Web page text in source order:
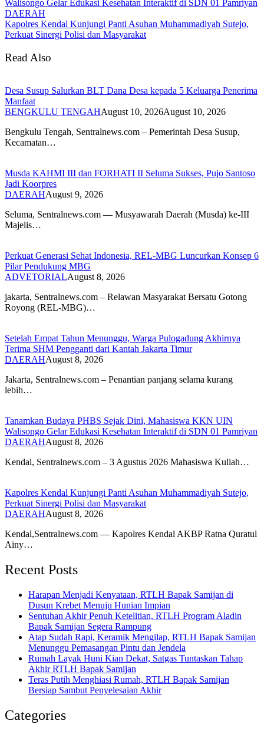
Walisongo Gelar Edukasi Kesehatan Interaktif di SDN 01 Pamriyan
DAERAH
Kapolres Kendal Kunjungi Panti Asuhan Muhammadiyah Sutejo,
Perkuat Sinergi Polisi dan Masyarakat
Read Also
Desa Susup Salurkan BLT Dana Desa kepada 5 Keluarga Penerima
Manfaat
BENGKULU TENGAHAugust 10, 2026August 10, 2026
Bengkulu Tengah, Sentralnews.com – Pemerintah Desa Susup,
Kecamatan…
Musda KAHMI III dan FORHATI II Seluma Sukses, Pujo Santoso
Jadi Koorpres
DAERAHAugust 9, 2026
Seluma, Sentralnews.com — Musyawarah Daerah (Musda) ke-III
Majelis…
Perkuat Generasi Sehat Indonesia, REL-MBG Luncurkan Konsep 6
Pilar Pendukung MBG
ADVETORIALAugust 8, 2026
‎jakarta, Sentralnews.com – Relawan Masyarakat Bersatu Gotong
Royong (REL-MBG)…
Setelah Empat Tahun Menunggu, Warga Pulogadung Akhirnya
Terima SHM Pengganti dari Kantah Jakarta Timur
DAERAHAugust 8, 2026
Jakarta, Sentralnews.com – Penantian panjang selama kurang
lebih…
Tanamkan Budaya PHBS Sejak Dini, Mahasiswa KKN UIN
Walisongo Gelar Edukasi Kesehatan Interaktif di SDN 01 Pamriyan
DAERAHAugust 8, 2026
​Kendal, Sentralnews.com – 3 Agustus 2026 Mahasiswa Kuliah…
Kapolres Kendal Kunjungi Panti Asuhan Muhammadiyah Sutejo,
Perkuat Sinergi Polisi dan Masyarakat
DAERAHAugust 8, 2026
Kendal,Sentralnews.com — Kapolres Kendal AKBP Ratna Quratul
Ainy…
Recent Posts
Harapan Menjadi Kenyataan, RTLH Bapak Samijan di
Dusun Krebet Menuju Hunian Impian
Sentuhan Akhir Penuh Ketelitian, RTLH Program Aladin
Bapak Samijan Segera Rampung
Atap Sudah Rapi, Keramik Mengilap, RTLH Bapak Samijan
Menunggu Pemasangan Pintu dan Jendela
Rumah Layak Huni Kian Dekat, Satgas Tuntaskan Tahap
Akhir RTLH Bapak Samijan
Teras Putih Menghiasi Rumah, RTLH Bapak Samijan
Bersiap Sambut Penyelesaian Akhir
Categories